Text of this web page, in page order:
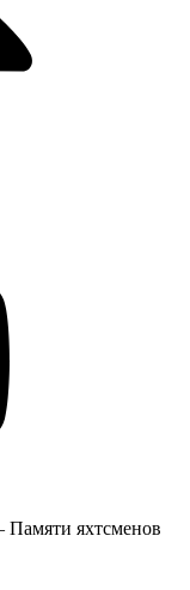
Памяти яхтсменов